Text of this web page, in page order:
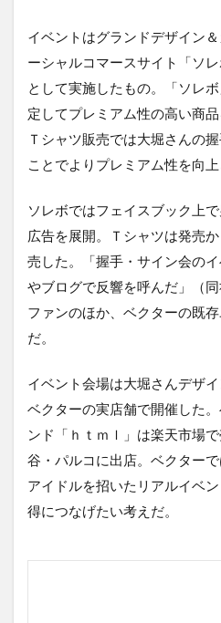
イベントはグランドデザイン
ーシャルコマースサイト「ソ
として実施したもの。「ソレ
定してプレミアム性の高い商
Ｔシャツ販売では大堀さんの
ことでよりプレミアム性を向上
ソレボではフェイスブック上
広告を展開。Ｔシャツは発売
売した。「握手・サイン会の
やブログで反響を呼んだ」（
ファンのほか、ベクターの既
だ。
イベント会場は大堀さんデザ
ベクターの実店舗で開催した
ンド「ｈｔｍｌ」は楽天市場
谷・パルコに出店。ベクター
アイドルを招いたリアルイベ
得につなげたい考えだ。